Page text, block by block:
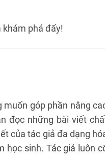
phá đấy!
góp phần nâng
đọc những bài viết
của tác giả đa dạng
học sinh. Tác giả luôn